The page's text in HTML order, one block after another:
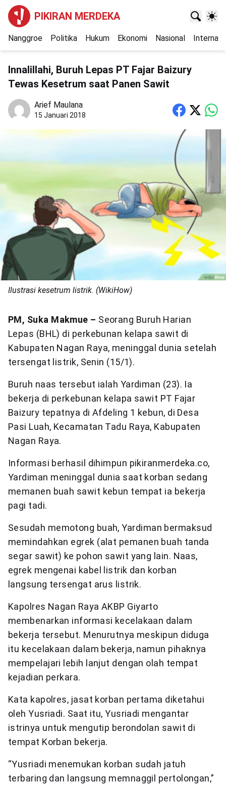
PIKIRAN MERDEKA
Nanggroe Politika Hukum Ekonomi Nasional
Innalillahi, Buruh Lepas PT Fajar Baizury
Tewas Kesetrum saat Panen Sawit
Arief Maulana
15 Januari 2018
Ilustrasi kesetrum listrik. (WikiHow)
PM, Suka Makmue – Seorang Buruh Harian
Lepas (BHL) di perkebunan kelapa sawit di
Kabupaten Nagan Raya, meninggal dunia setelah
tersengat listrik, Senin (15/1).
Buruh naas tersebut ialah Yardiman (23). Ia
bekerja di perkebunan kelapa sawit PT Fajar
Baizury tepatnya di Afdeling 1 kebun, di Desa
Pasi Luah, Kecamatan Tadu Raya, Kabupaten
Nagan Raya.
Informasi berhasil dihimpun pikiranmerdeka.co,
Yardiman meninggal dunia saat korban sedang
memanen buah sawit kebun tempat ia bekerja
pagi tadi.
Sesudah memotong buah, Yardiman bermaksud
memindahkan egrek (alat pemanen buah tanda
segar sawit) ke pohon sawit yang lain. Naas,
egrek mengenai kabel listrik dan korban
langsung tersengat arus listrik.
Kapolres Nagan Raya AKBP Giyarto
membenarkan informasi kecelakaan dalam
bekerja tersebut. Menurutnya meskipun diduga
itu kecelakaan dalam bekerja, namun pihaknya
mempelajari lebih lanjut dengan olah tempat
kejadian perkara.
Kata kapolres, jasat korban pertama diketahui
oleh Yusriadi. Saat itu, Yusriadi mengantar
istrinya untuk mengutip berondolan sawit di
tempat Korban bekerja.
“Yusriadi menemukan korban sudah jatuh
terbaring dan langsung memnaggil pertolongan,”